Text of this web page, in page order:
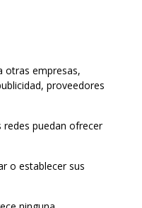
otras empresas,
proveedores
puedan ofrecer
o establecer sus